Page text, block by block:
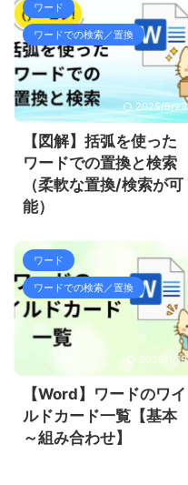
ワード
ワードでの検索／置換
2025/5/23
【図解】括弧を使った
ワードでの置換と検索
（柔軟な置換/検索が可
能）
ワード
ワードでの検索／置換
2026/1/19
【Word】ワードのワイ
ルドカード一覧【基本
～組み合わせ】